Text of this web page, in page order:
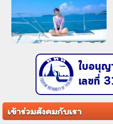
ใบอนุญ
เลขที่
เข้าร่วมสังคมกับเรา